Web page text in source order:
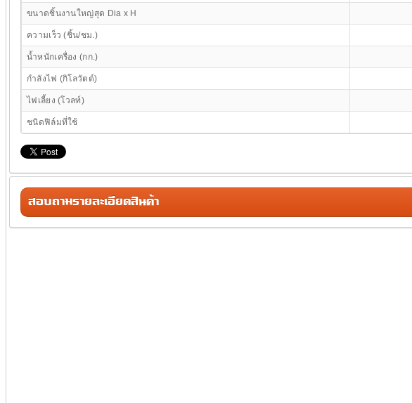
ขนาดชิ้นงานใหญ่สุด Dia x H
ความเร็ว (ชิ้น/ชม.)
น้ำหนักเครื่อง (กก.)
กำลังไฟ (กิโลวัตต์)
ไฟเลี้ยง (โวลท์)
ชนิดฟิล์มที่ใช้
สอบถามรายละเอียดสินค้า